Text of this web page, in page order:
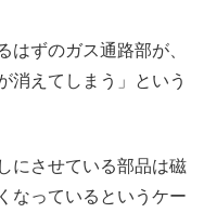
はずのガス通路部が、
消えてしまう」という
にさせている部品は磁
なっているというケー